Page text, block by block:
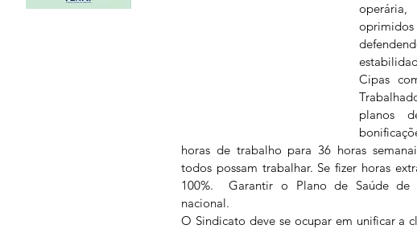
Cipas
planos
horas de trabalho para 36 horas
todos possam trabalhar. Se fizer horas
100%.  Garantir o Plano de Saúde de
nacional.
O Sindicato deve se ocupar em unificar a